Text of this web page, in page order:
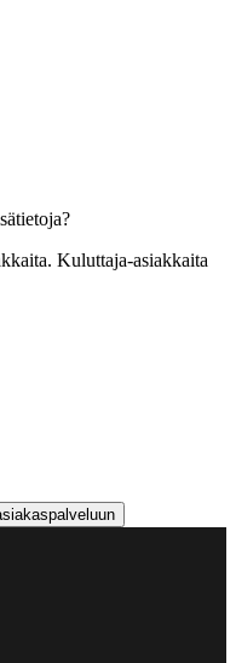
Kuluttaja-asiakkaita